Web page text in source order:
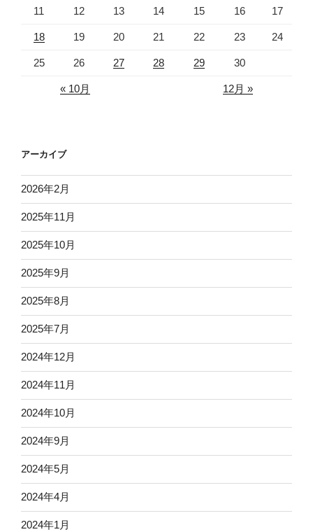
11 12 13 14 15 16 17
18 19 20 21 22 23 24
25 26 27 28 29 30
« 10月 12月 »
アーカイブ
2026年2月
2025年11月
2025年10月
2025年9月
2025年8月
2025年7月
2024年12月
2024年11月
2024年10月
2024年9月
2024年5月
2024年4月
2024年1月